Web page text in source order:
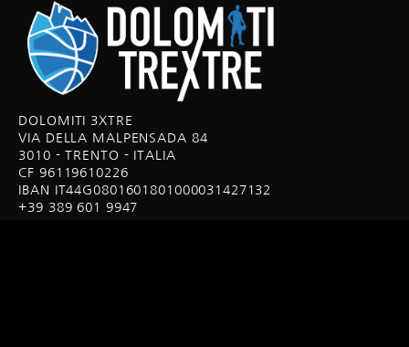
DOLOMITI 3XTRE
VIA DELLA MALPENSADA 84
3010 - TRENTO - ITALIA
CF 96119610226
IBAN IT44G0801601801000031427132
+39 389 601 9947